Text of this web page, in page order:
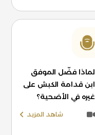
لماذا فضّل الموفق
ابن قدامة الكبش على
غيره في الأضحية؟
شاهد المزيد